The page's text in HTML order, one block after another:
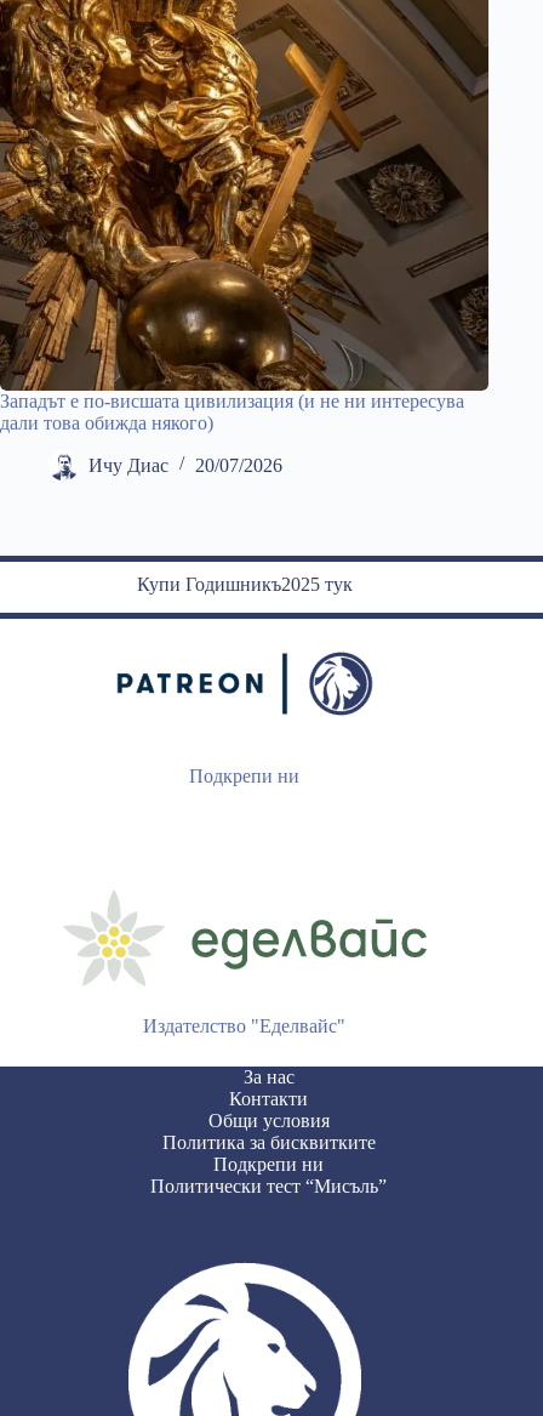
Западът е по-висшата цивилизация (и не ни интересува
дали това обижда някого)
Ичу Диас 20/07/2026
Купи Годишникъ2025 тук
Подкрепи ни
Издателство "Еделвайс"
За нас
Контакти
Общи условия
Политика за бисквитките
Подкрепи ни
Политически тест “Мисъль”